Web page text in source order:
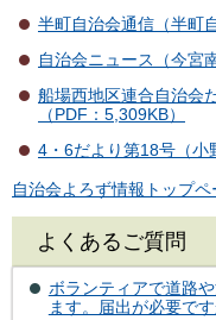
半町自治会通信（半町
自治会ニュース（今宮
船場西地区連合自治会
（PDF：5,309KB）
4・6だより第18号（小
自治会よろず情報トップペ
よくあるご質問
ボランティアで道路
ます。届出が必要です